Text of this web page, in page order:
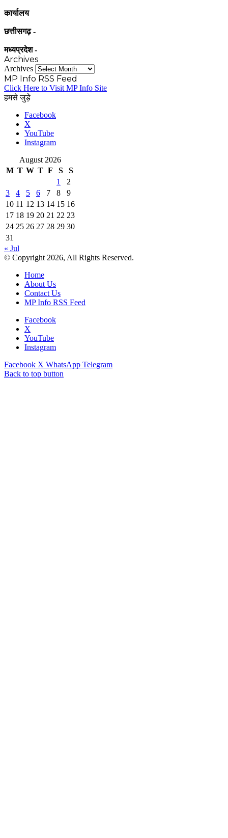
कार्यालय
छत्तीसगढ़ -
मध्यप्रदेश -
Archives
Archives
MP Info RSS Feed
Click Here to Visit MP Info Site
हमसे जुड़े
Facebook
X
YouTube
Instagram
August 2026
M T W T F S
S
1
2
3
4 5 6 7 8
9
10 11 12 13 14 15 16
17 18 19 20 21 22 23
24 25 26 27 28 29 30
31
« Jul
© Copyright 2026, All Rights Reserved.
Home
About Us
Contact Us
MP Info RSS Feed
Facebook
X
YouTube
Instagram
Facebook X WhatsApp Telegram
Back to top button